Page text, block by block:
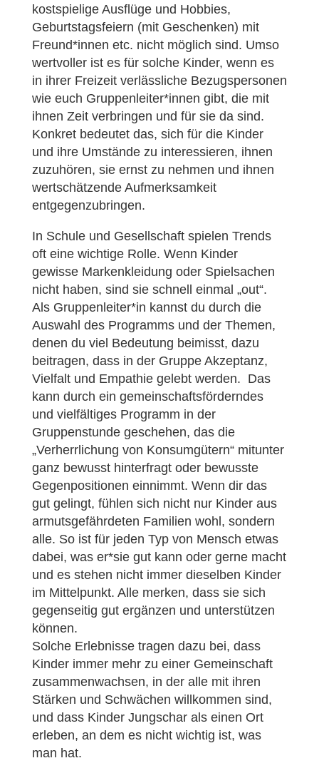
kostspielige Ausflüge und Hobbies,
Geburtstagsfeiern (mit Geschenken) mit
Freund*innen etc. nicht möglich sind. Umso
wertvoller ist es für solche Kinder, wenn es
in ihrer Freizeit verlässliche Bezugspersonen
wie euch Gruppenleiter*innen gibt, die mit
ihnen Zeit verbringen und für sie da sind.
Konkret bedeutet das, sich für die Kinder
und ihre Umstände zu interessieren, ihnen
zuzuhören, sie ernst zu nehmen und ihnen
wertschätzende Aufmerksamkeit
entgegenzubringen.
In Schule und Gesellschaft spielen Trends
oft eine wichtige Rolle. Wenn Kinder
gewisse Markenkleidung oder Spielsachen
nicht haben, sind sie schnell einmal „out“.
Als Gruppenleiter*in kannst du durch die
Auswahl des Programms und der Themen,
denen du viel Bedeutung beimisst, dazu
beitragen, dass in der Gruppe Akzeptanz,
Vielfalt und Empathie gelebt werden. Das
kann durch ein gemeinschaftsförderndes
und vielfältiges Programm in der
Gruppenstunde geschehen, das die
„Verherrlichung von Konsumgütern“ mitunter
ganz bewusst hinterfragt oder bewusste
Gegenpositionen einnimmt. Wenn dir das
gut gelingt, fühlen sich nicht nur Kinder aus
armutsgefährdeten Familien wohl, sondern
alle. So ist für jeden Typ von Mensch etwas
dabei, was er*sie gut kann oder gerne macht
und es stehen nicht immer dieselben Kinder
im Mittelpunkt. Alle merken, dass sie sich
gegenseitig gut ergänzen und unterstützen
können.
Solche Erlebnisse tragen dazu bei, dass
Kinder immer mehr zu einer Gemeinschaft
zusammenwachsen, in der alle mit ihren
Stärken und Schwächen willkommen sind,
und dass Kinder Jungschar als einen Ort
erleben, an dem es nicht wichtig ist, was
man hat.